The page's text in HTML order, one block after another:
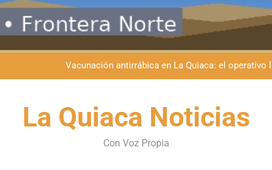
Fiestas patronales en La Quiaca: la Banda Municipal
Retirados de Gendarmería en La Quiaca: realizarán una
Fiestas patronales en La Quiaca: la Banda Municipal
Vacunación antirrábica en La Quiaca: el operativo
La Quiaca Noticias
Con Voz Propia